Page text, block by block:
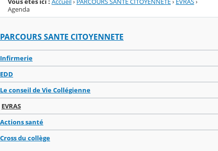
Agenda
PARCOURS SANTE CITOYENNETE
Infirmerie
EDD
Le conseil de Vie Collégienne
EVRAS
Actions santé
Cross du collège